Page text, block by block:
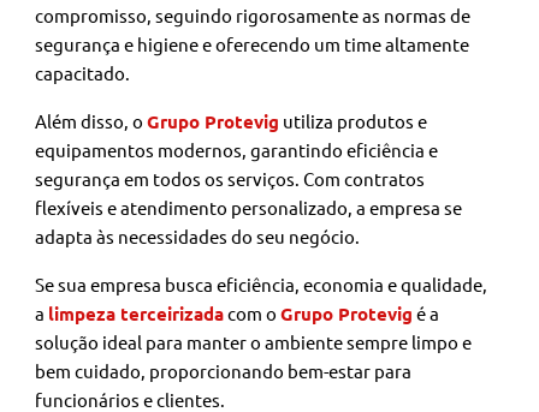
compromisso, seguindo rigorosamente as normas de
segurança e higiene e oferecendo um time altamente
capacitado.
Além disso, o Grupo Protevig utiliza produtos e
equipamentos modernos, garantindo eficiência e
segurança em todos os serviços. Com contratos
flexíveis e atendimento personalizado, a empresa se
adapta às necessidades do seu negócio.
Se sua empresa busca eficiência, economia e qualidade,
a limpeza terceirizadacom oGrupo Protevig é a
solução ideal para manter o ambiente sempre limpo e
bem cuidado, proporcionando bem-estar para
funcionários e clientes.